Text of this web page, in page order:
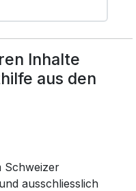
Inhalte
aus den
Schweizer
ausschliesslich